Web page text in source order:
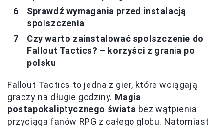
Sprawdź wymagania przed instalacją
spolszczenia
Czy warto zainstalować spolszczenie do
Fallout Tactics? – korzyści z grania po
polsku
Fallout Tactics to jedna z gier, które wciągają
graczy na długie godziny. Magia
postapokaliptycznego świata bez wątpienia
przyciąga fanów RPG z całego globu. Natomiast